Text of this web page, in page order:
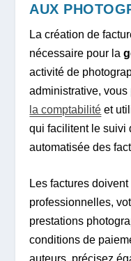
AUX
La création de
nécessaire pour la
activité de
administrative, vous
la comptabilité et
qui facilitent le suivi
automatisée des
Les factures
professionnelles,
prestations
conditions de